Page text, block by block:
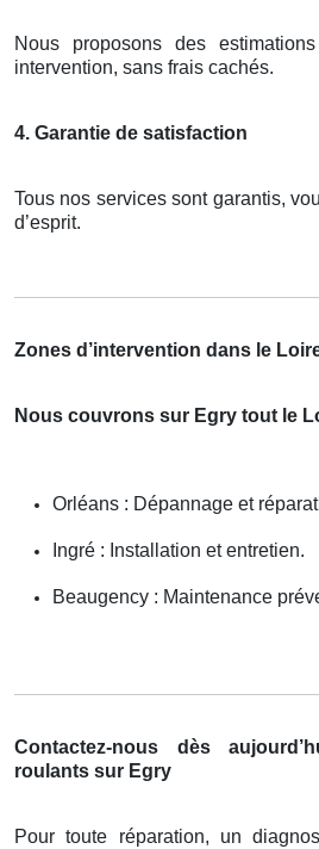
Nous proposons des
intervention, sans frais cachés.
4. Garantie de satisfaction
Tous nos services sont garantis,
d’esprit.
Zones d’intervention dans le
Nous couvrons sur Egry tout le
Orléans : Dépannage et
Ingré : Installation et entretien.
Beaugency : Maintenance
Contactez-nous dès
roulants sur Egry
Pour toute réparation, un